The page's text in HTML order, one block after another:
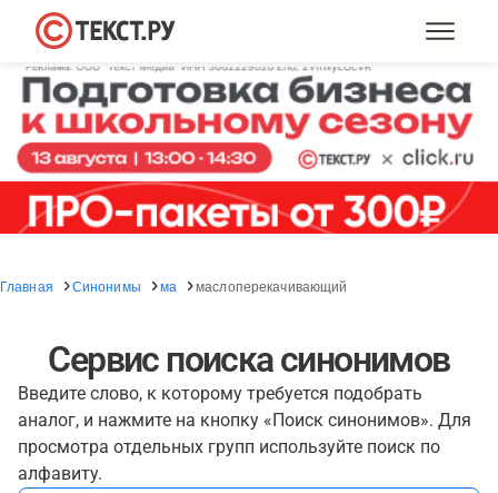
Главная Синонимы ма маслоперекачивающий
Сервис поиска синонимов
Введите слово, к которому требуется подобрать
аналог, и нажмите на кнопку «Поиск синонимов». Для
просмотра отдельных групп используйте поиск по
алфавиту.